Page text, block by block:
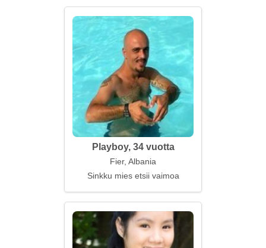
Playboy, 34 vuotta
Fier, Albania
Sinkku mies etsii vaimoa